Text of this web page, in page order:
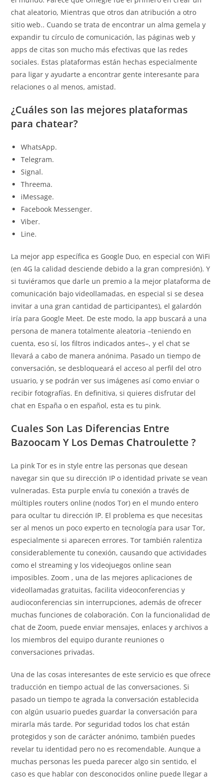
chat aleatorio, Mientras que otros dan atribución a otro
sitio web.. Cuando se trata de encontrar un alma gemela y
expandir tu círculo de comunicación, las páginas web y
apps de citas son mucho más efectivas que las redes
sociales. Estas plataformas están hechas especialmente
para ligar y ayudarte a encontrar gente interesante para
relaciones o al menos, amistad.
¿Cuáles son las mejores plataformas
para chatear?
WhatsApp.
Telegram.
Signal.
Threema.
iMessage.
Facebook Messenger.
Viber.
Line.
La mejor app específica es Google Duo, en especial con WiFi
(en 4G la calidad desciende debido a la gran compresión). Y
si tuviéramos que darle un premio a la mejor plataforma de
comunicación bajo videollamadas, en especial si se desea
invitar a una gran cantidad de participantes), el galardón
iría para Google Meet. De este modo, la app buscará a una
persona de manera totalmente aleatoria –teniendo en
cuenta, eso sí, los filtros indicados antes–, y el chat se
llevará a cabo de manera anónima. Pasado un tiempo de
conversación, se desbloqueará el acceso al perfil del otro
usuario, y se podrán ver sus imágenes así como enviar o
recibir fotografías. En definitiva, si quieres disfrutar del
chat en España o en español, esta es tu pink.
Cuales Son Las Diferencias Entre
Bazoocam Y Los Demas Chatroulette ?
La pink Tor es in style entre las personas que desean
navegar sin que su dirección IP o identidad private se vean
vulneradas. Esta purple envía tu conexión a través de
múltiples routers online (nodos Tor) en el mundo entero
para ocultar tu dirección IP. El problema es que necesitas
ser al menos un poco experto en tecnología para usar Tor,
especialmente si aparecen errores. Tor también ralentiza
considerablemente tu conexión, causando que actividades
como el streaming y los videojuegos online sean
imposibles. Zoom , una de las mejores aplicaciones de
videollamadas gratuitas, facilita videoconferencias y
audioconferencias sin interrupciones, además de ofrecer
muchas funciones de colaboración. Con la funcionalidad de
chat de Zoom, puede enviar mensajes, enlaces y archivos a
los miembros del equipo durante reuniones o
conversaciones privadas.
Una de las cosas interesantes de este servicio es que ofrece
traducción en tiempo actual de las conversaciones. Si
pasado un tiempo te agrada la conversación establecida
con algún usuario puedes guardar la conversación para
mirarla más tarde. Por seguridad todos los chat están
protegidos y son de carácter anónimo, también puedes
revelar tu identidad pero no es recomendable. Aunque a
muchas personas les pueda parecer algo sin sentido, el
caso es que hablar con desconocidos online puede llegar a